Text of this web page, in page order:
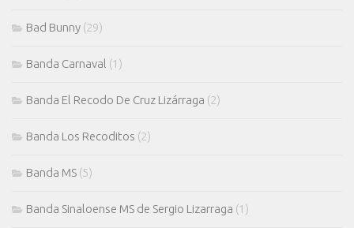
Bad Bunny (29)
Banda Carnaval (1)
Banda El Recodo De Cruz Lizárraga (2)
Banda Los Recoditos (2)
Banda MS (5)
Banda Sinaloense MS de Sergio Lizarraga (1)